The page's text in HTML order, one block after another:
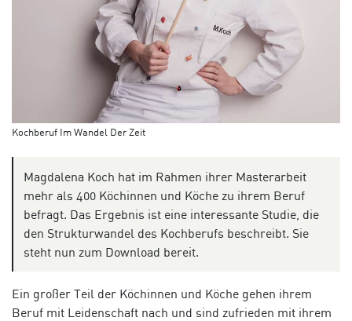
Kochberuf Im Wandel Der Zeit
Magdalena Koch hat im Rahmen ihrer Masterarbeit
mehr als 400 Köchinnen und Köche zu ihrem Beruf
befragt. Das Ergebnis ist eine interessante Studie, die
den Strukturwandel des Kochberufs beschreibt. Sie
steht nun zum Download bereit.
Ein großer Teil der Köchinnen und Köche gehen ihrem
Beruf mit Leidenschaft nach und sind zufrieden mit ihrem